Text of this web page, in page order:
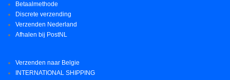
Betaalmethode
Discrete verzending
Verzenden Nederland
Afhalen bij PostNL
Verzenden naar Belgie
INTERNATIONAL SHIPPING